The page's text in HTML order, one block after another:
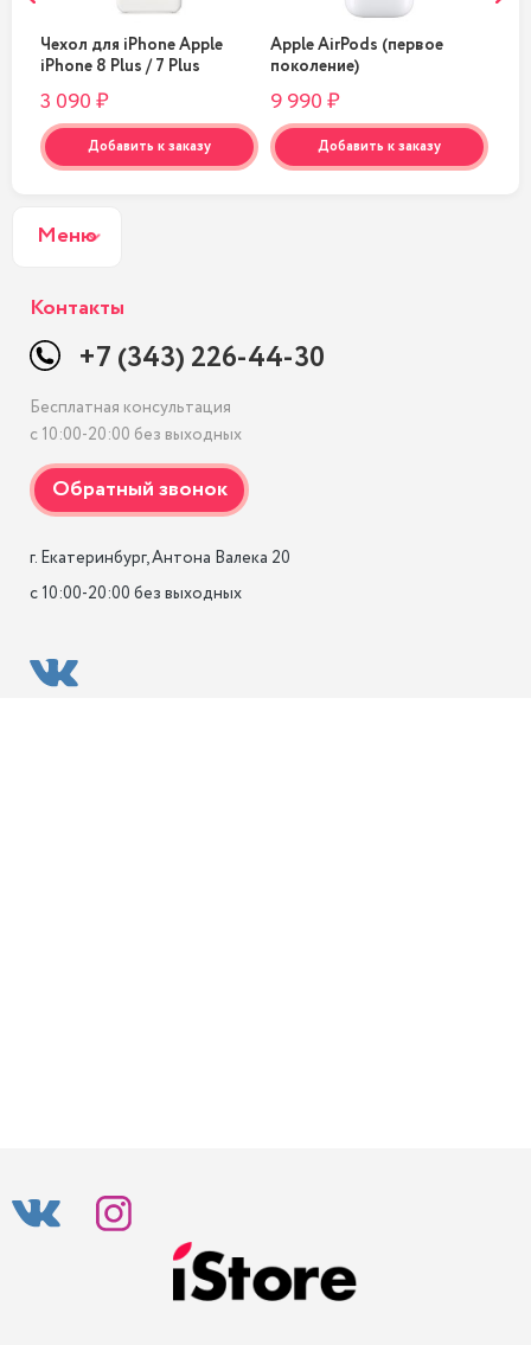
Чехол для iPhone Apple
iPhone 8 Plus / 7 Plus
Silicone White
3 090 ₽
Добавить к заказу
Apple AirPods (первое
поколение)
9 990 ₽
Добавить к заказу
Меню
Контакты
+7 (343) 226-44-30
Бесплатная консультация
с 10:00-20:00 без выходных
г. Екатеринбург, Антона Валека 20
с 10:00-20:00 без выходных